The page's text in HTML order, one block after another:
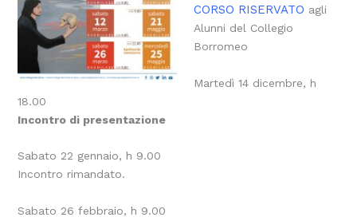
CORSO RISERVATO agli
Alunni del Collegio
Borromeo
Martedì 14 dicembre, h
18.00
Incontro di presentazione
Sabato 22 gennaio, h 9.00
Incontro rimandato.
Sabato 26 febbraio, h 9.00